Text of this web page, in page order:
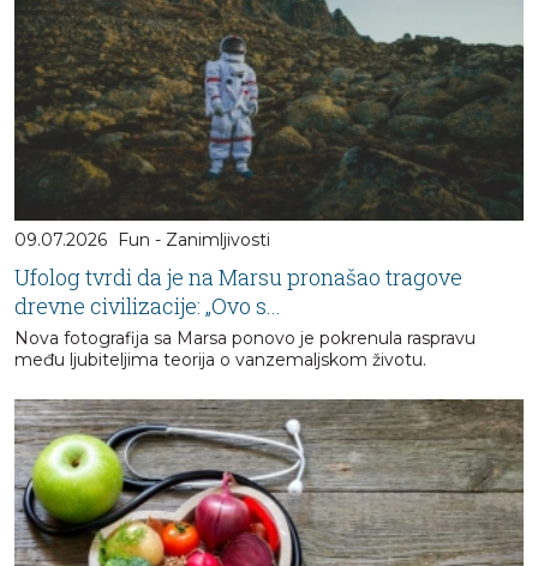
09.07.2026 Fun - Zanimljivosti
Ufolog tvrdi da je na Marsu pronašao tragove
drevne civilizacije: „Ovo s...
Nova fotografija sa Marsa ponovo je pokrenula raspravu
među ljubiteljima teorija o vanzemaljskom životu.